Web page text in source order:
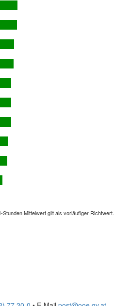
Mittelwert gilt als vorläufiger Richtwert.